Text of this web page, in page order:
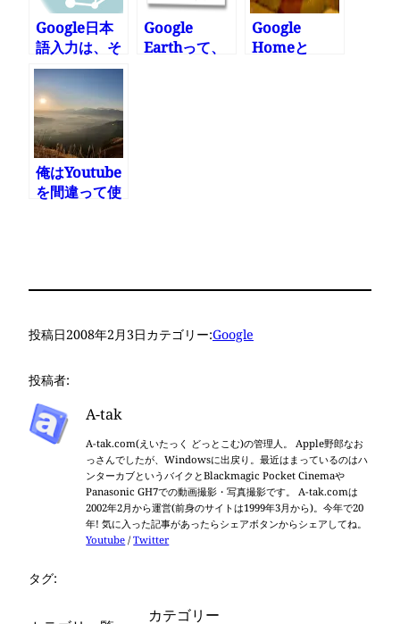
Google日本
語入力は、そ
こまで賢くな
い
Google
Earthって、
Google
Homeと
俺はYoutube
を間違って使
投稿日2008年2月3日カテゴリー:Google
投稿者:
A-tak
A-tak.com(えいたっく どっとこむ)の管理人。 Apple野郎なお
っさんでしたが、Windowsに出戻り。最近はまっているのはハ
ンターカブというバイクとBlackmagic Pocket Cinemaや
Panasonic GH7での動画撮影・写真撮影です。 A-tak.comは
2002年2月から運営(前身のサイトは1999年3月から)。今年で20
年! 気に入った記事があったらシェアボタンからシェアしてね。
Youtube /Twitter
タグ:
カテゴリー